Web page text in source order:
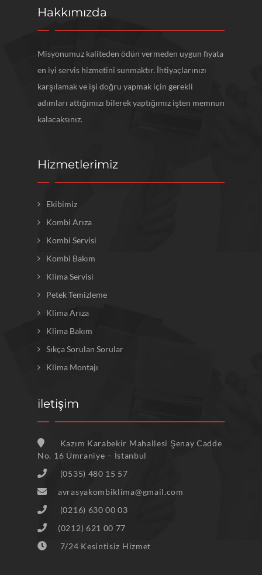
Hakkımızda
Misyonumuz kaliteden ödün vermeden uygun fiyata
en iyi servis hizmetini sunmaktır. İhtiyaçlarınızı
karşılamak ve işi doğru yapmak için gerekli
adımları attığımızı bilerek yaptığımız işten memnun
kalacaksınız.
Hizmetlerimiz
Ekibimiz
Kombi Arıza
Kombi Servisi
Kombi Bakım
Klima Servisi
Petek Temizleme
Klima Arıza
Klima Bakım
Sıkça Sorulan Sorular
Klima Montajı
iletişim
Kazım Karabekir Mahallesi Şenay Cadde
No. 16 Ümraniye – İstanbul
(0535) 480 15 57
avrasyakombiklima@gmail.com
(0216) 630 00 03
(0212) 621 00 77
7/24 Kesintisiz Hizmet